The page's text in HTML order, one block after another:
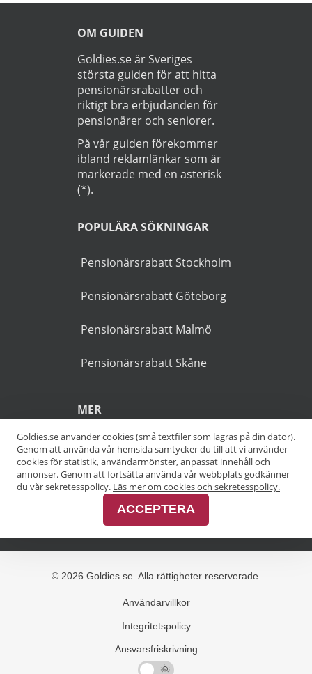
Läs Integritetspolicy
Startsida
OM GUIDEN
största guiden för att hitta
riktigt bra erbjudanden för
På vår guiden förekommer
markerade med en asterisk
Pensionärsrabatt Stockholm
Pensionärsrabatt Göteborg
Pensionärsrabatt Malmö
Pensionärsrabatt Skåne
Alla kategorier
Alla varumärken
Goldies.se använder cookies (små textfiler som lagras på din dator).
Genom att använda vår hemsida samtycker du till att vi använder
cookies för statistik, användarmönster, anpassat innehåll och
annonser. Genom att fortsätta använda vår webbplats godkänner
du vår sekretesspolicy. Läs mer om cookies och sekretesspolicy.
ACCEPTERA